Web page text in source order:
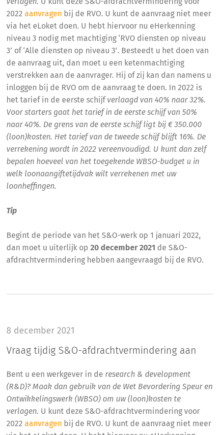
2022aanvragen bij de RVO. U kunt de aanvraag niet meer
via het eLoket doen. U hebt hiervoor nu eHerkenning
niveau 3 nodig met machtiging ‘RVO diensten op niveau
3’ of ‘Alle diensten op niveau 3’. Besteedt u het doen van
de aanvraag uit, dan moet u een ketenmachtiging
verstrekken aan de aanvrager. Hij of zij kan dan namens u
inloggen bij de RVO om de aanvraag te doen. In 2022 is
het tarief in de eerste schijf verlaagd van 40% naar 32%.
Voor starters gaat het tarief in de eerste schijf van 50%
naar 40%. De grens van de eerste schijf ligt bij € 350.000
(loon)kosten. Het tarief van de tweede schijf blijft 16%. De
verrekening wordt in 2022 vereenvoudigd. U kunt dan zelf
bepalen hoeveel van het toegekende WBSO-budget u in
welk loonaangiftetijdvak wilt verrekenen met uw
loonheffingen.
Tip
Begint de periode van het S&O-werk op 1 januari 2022,
dan moet u uiterlijk op20 december 2021 de S&O-
afdrachtvermindering hebben aangevraagd bij de RVO.
8 december 2021
Vraag tijdig S&O-afdrachtvermindering aan
Bent u een werkgever in de research & development
(R&D)? Maak dan gebruik van de Wet Bevordering Speur en
Ontwikkelingswerk (WBSO) om uw (loon)kosten te
verlagen. U kunt deze S&O-afdrachtvermindering voor
2022aanvragen bij de RVO. U kunt de aanvraag niet meer